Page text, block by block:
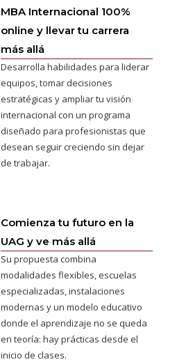
MBA Internacional 100%
online y llevar tu carrera
más allá
Desarrolla habilidades para liderar
equipos, tomar decisiones
estratégicas y ampliar tu visión
internacional con un programa
diseñado para profesionistas que
desean seguir creciendo sin dejar
de trabajar.
Comienza tu futuro en la
UAG y ve más allá
Su propuesta combina
modalidades flexibles, escuelas
especializadas, instalaciones
modernas y un modelo educativo
donde el aprendizaje no se queda
en teoría: hay prácticas desde el
inicio de clases.